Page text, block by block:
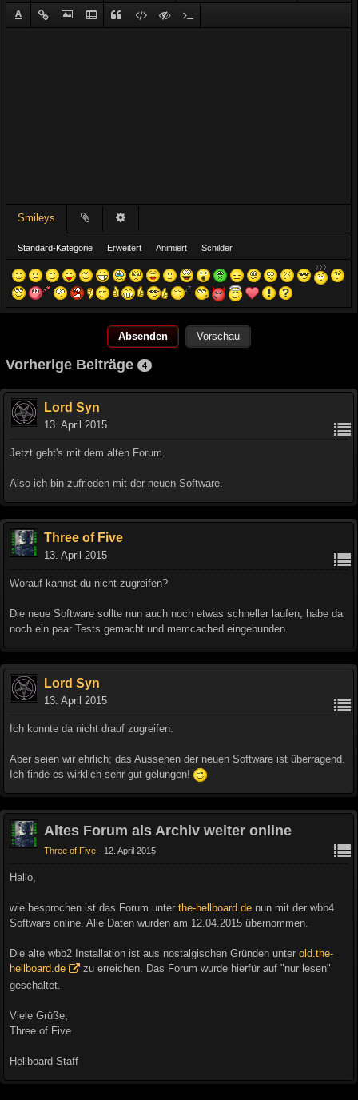
Smileys
Standard-Kategorie Erweitert Animiert Schilder
Vorschau
Vorherige Beiträge 4
Lord Syn
13. April 2015
Jetzt geht's mit dem alten Forum.
Also ich bin zufrieden mit der neuen Software.
Three of Five
13. April 2015
Worauf kannst du nicht zugreifen?
Die neue Software sollte nun auch noch etwas schneller laufen, habe da
noch ein paar Tests gemacht und memcached eingebunden.
Lord Syn
13. April 2015
Ich konnte da nicht drauf zugreifen.
Aber seien wir ehrlich; das Aussehen der neuen Software ist überragend.
Ich finde es wirklich sehr gut gelungen!
Altes Forum als Archiv weiter online
Three of Five 12. April 2015
Hallo,
wie besprochen ist das Forum unter the-hellboard.de nun mit der wbb4
Software online. Alle Daten wurden am 12.04.2015 übernommen.
Die alte wbb2 Installation ist aus nostalgischen Gründen unter old.the-
hellboard.de
zu erreichen. Das Forum wurde hierfür auf "nur lesen"
geschaltet.
Viele Grüße,
Three of Five
Hellboard Staff